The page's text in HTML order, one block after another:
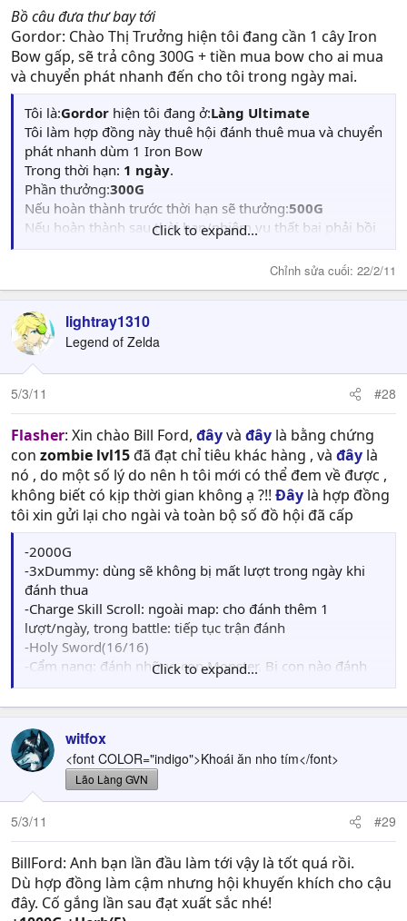
Bồ câu đưa thư bay tới
Gordor: Chào Thị Trưởng hiện tôi đang cần 1 cây Iron
Bow gấp, sẽ trả công 300G + tiền mua bow cho ai mua
và chuyển phát nhanh đến cho tôi trong ngày mai.
Tôi là:Gordor hiện tôi đang ở:Làng Ultimate
Tôi làm hợp đồng này thuê hội đánh thuê mua và chuyển
phát nhanh dùm 1 Iron Bow
Trong thời hạn: 1 ngày.
Phần thưởng:300G
Nếu hoàn thành trước thời hạn sẽ thưởng:500G
Nếu hoàn thành sau thời hạn/nhiệm vụ thất bại phải bồi
thường:300G
Click to expand...
Chỉnh sửa cuối: 22/2/11
lightray1310
Legend of Zelda
5/3/11 #28
Flasher: Xin chào Bill Ford, đâyvà đây là bằng chứng
con zombie lvl15đã đạt chỉ tiêu khác hàng , và đây là
nó , do một số lý do nên h tôi mới có thể đem về được ,
không biết có kịp thời gian không ạ ?!! Đây là hợp đồng
tôi xin gửi lại cho ngài và toàn bộ số đồ hội đã cấp
-2000G
-3xDummy: dùng sẽ không bị mất lượt trong ngày khi
đánh thua
-Charge Skill Scroll: ngoài map: cho đánh thêm 1
lượt/ngày, trong battle: tiếp tục trận đánh
-Holy Sword(16/16)
-Cẩm nang: đánh những con Monster. Bị con nào đánh
thắng 3 lần là đủ tiêu chuẩn khách hàng
Click to expand...
witfox
<font COLOR="indigo">Khoái ăn nho tím</font>
Lão Làng GVN
5/3/11 #29
BillFord: Anh bạn lần đầu làm tới vậy là tốt quá rồi.
Dù hợp đồng làm cậm nhưng hội khuyến khích cho cậu
đây. Cố gắng lần sau đạt xuất sắc nhé!